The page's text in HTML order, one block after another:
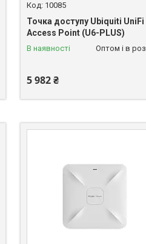
10085
Точка доступу Ubiquiti UniFi
Access Point (U6-PLUS)
В наявності Оптом і в
5 982 ₴